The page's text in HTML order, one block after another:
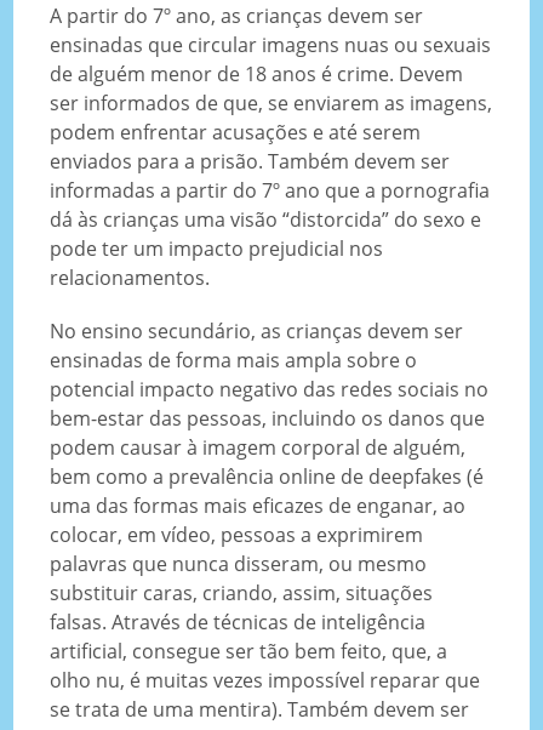
A partir do 7º ano, as crianças devem ser
ensinadas que circular imagens nuas ou sexuais
de alguém menor de 18 anos é crime. Devem
ser informados de que, se enviarem as imagens,
podem enfrentar acusações e até serem
enviados para a prisão. Também devem ser
informadas a partir do 7º ano que a pornografia
dá às crianças uma visão “distorcida” do sexo e
pode ter um impacto prejudicial nos
relacionamentos.
No ensino secundário, as crianças devem ser
ensinadas de forma mais ampla sobre o
potencial impacto negativo das redes sociais no
bem-estar das pessoas, incluindo os danos que
podem causar à imagem corporal de alguém,
bem como a prevalência online de deepfakes (é
uma das formas mais eficazes de enganar, ao
colocar, em vídeo, pessoas a exprimirem
palavras que nunca disseram, ou mesmo
substituir caras, criando, assim, situações
falsas. Através de técnicas de inteligência
artificial, consegue ser tão bem feito, que, a
olho nu, é muitas vezes impossível reparar que
se trata de uma mentira). Também devem ser